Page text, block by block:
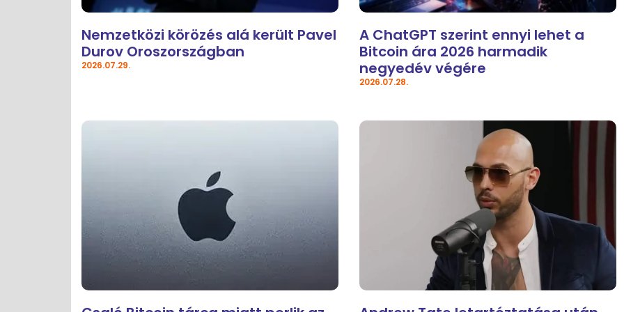
Nemzetközi körözés alá került Pavel
Durov Oroszországban
2026.07.29.
A ChatGPT szerint ennyi lehet a
Bitcoin ára 2026 harmadik
negyedév végére
2026.07.28.